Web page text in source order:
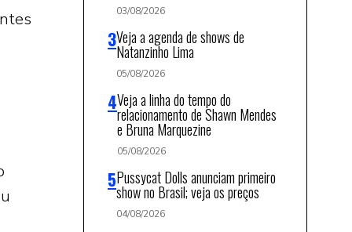
03/08/2026
Veja a agenda de shows de
Natanzinho Lima
05/08/2026
Veja a linha do tempo do
relacionamento de Shawn Mendes
e Bruna Marquezine
05/08/2026
Pussycat Dolls anunciam primeiro
show no Brasil; veja os preços
04/08/2026